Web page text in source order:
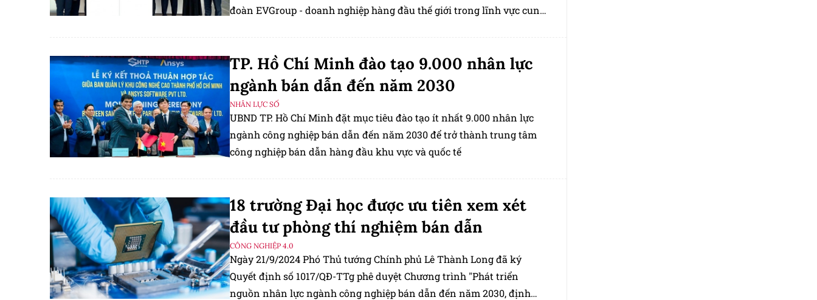
đoàn EVGroup - doanh nghiệp hàng đầu thế giới trong lĩnh vực cung
TP. Hồ Chí Minh đào tạo 9.000 nhân lực
ngành bán dẫn đến năm 2030
NHÂN LỰC SỐ
UBND TP. Hồ Chí Minh đặt mục tiêu đào tạo ít nhất 9.000 nhân lực
ngành công nghiệp bán dẫn đến năm 2030 để trở thành trung tâm
công nghiệp bán dẫn hàng đầu khu vực và quốc tế
18 trường Đại học được ưu tiên xem xét
đầu tư phòng thí nghiệm bán dẫn
CÔNG NGHIỆP 4.0
Ngày 21/9/2024 Phó Thủ tướng Chính phủ Lê Thành Long đã ký
Quyết định số 1017/QĐ-TTg phê duyệt Chương trình "Phát triển
nguồn nhân lực ngành công nghiệp bán dẫn đến năm 2030, định